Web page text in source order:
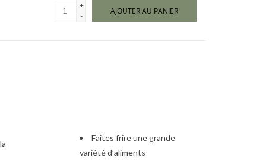
+
-
AJOUTER AU PANIER
Faites frire une grande
variété d’aliments